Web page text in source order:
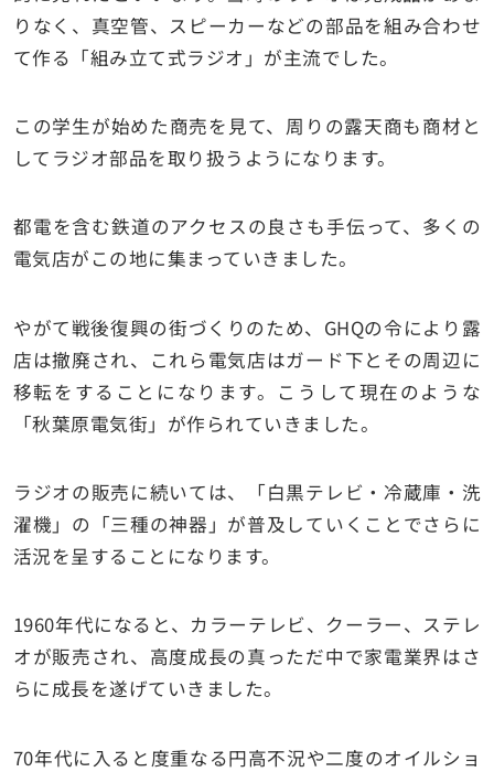
りなく、真空管、スピーカーなどの部品を組み合わせ
て作る「組み立て式ラジオ」が主流でした。
この学生が始めた商売を見て、周りの露天商も商材と
してラジオ部品を取り扱うようになります。
都電を含む鉄道のアクセスの良さも手伝って、多くの
電気店がこの地に集まっていきました。
やがて戦後復興の街づくりのため、GHQの令により露
店は撤廃され、これら電気店はガード下とその周辺に
移転をすることになります。こうして現在のような
「秋葉原電気街」が作られていきました。
ラジオの販売に続いては、「白黒テレビ・冷蔵庫・洗
濯機」の「三種の神器」が普及していくことでさらに
活況を呈することになります。
1960年代になると、カラーテレビ、クーラー、ステレ
オが販売され、高度成長の真っただ中で家電業界はさ
らに成長を遂げていきました。
70年代に入ると度重なる円高不況や二度のオイルショ